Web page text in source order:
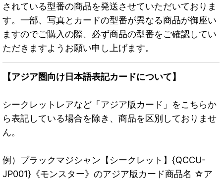
されている型番の商品を発送させていただいておりま
す。一部、写真とカードの型番が異なる商品が御座い
ますのでご購入の際、必ず商品の型番をご確認してい
ただきますようお願い申し上げます。
【アジア圏向け日本語表記カードについて】
シークレットレアなど「アジア版カード」をこちらか
ら表記している場合を除き、商品を区別しておりませ
ん。
例）ブラックマジシャン【シークレット】{QCCU-
JP001}《モンスター》のアジア版カード商品名 ☆ア